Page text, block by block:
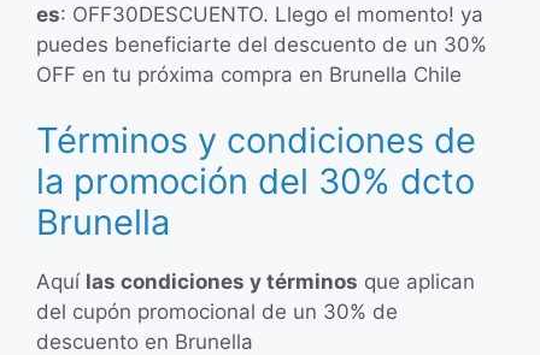
es: OFF30DESCUENTO. Llego el momento! ya
puedes beneficiarte del descuento de un 30%
OFF en tu próxima compra en Brunella Chile
Términos y condiciones de
la promoción del 30% dcto
Brunella
Aquí las condiciones y términos que aplican
del cupón promocional de un 30% de
descuento en Brunella